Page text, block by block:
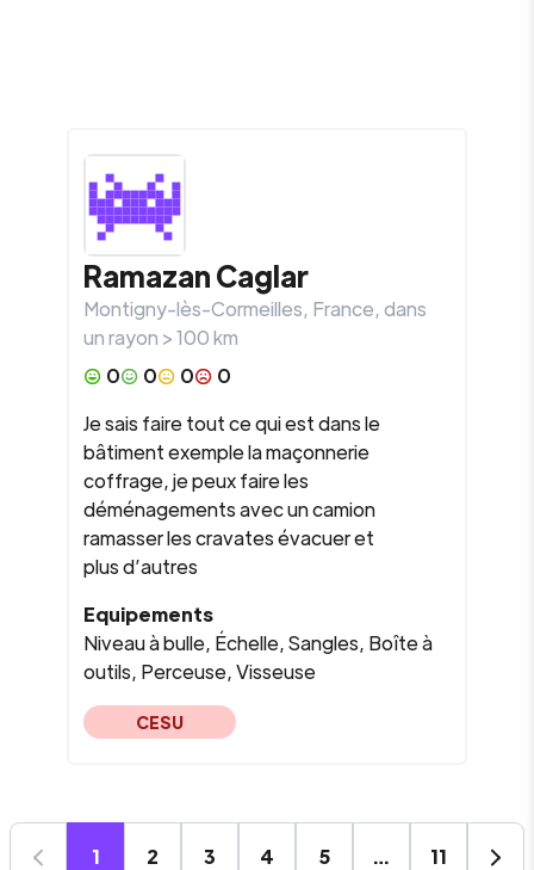
RamazanCaglar
Montigny-lès-Cormeilles, France, dans
un rayon >100km
0
0 0
0
Je sais faire tout ce qui est dans le
bâtiment exemple la maçonnerie
coffrage, je peux faire les
déménagements avec un camion
ramasser les cravates évacuer et
plus d’autres
Equipements
Niveau à bulle, Échelle, Sangles, Boîte à
outils, Perceuse, Visseuse
CESU
1 2 3 4 5 … 11